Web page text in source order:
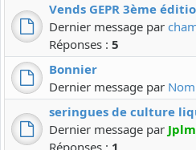
Vends GEPR 3ème
Dernier message par
Réponses : 5
Bonnier
Dernier message par
seringues de culture
Dernier message par Jplm
Réponses : 1